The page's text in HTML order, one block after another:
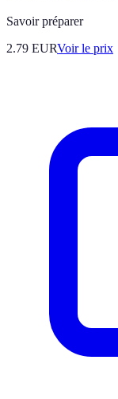
Savoir préparer
2.79 EURVoir le prix